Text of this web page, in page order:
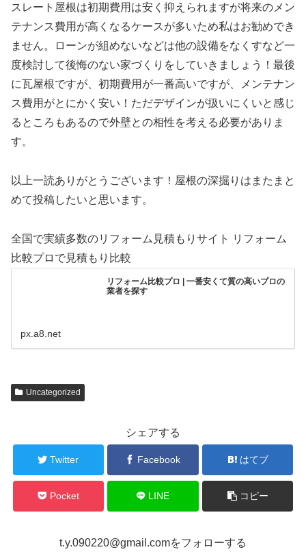
スレート屋根は初期費用は安く抑えられますが将来のメン
テナンス費用が高くなるケースが多いため私はお勧めでき
ません。ローンが組めないなどは他の設備をなくすなど一
度検討して後悔のない家づくりをしていきましょう！最後
に瓦屋根ですが、初期費用が一番高いですが、メンテナン
ス費用がとにかく安い！ただデザインが扱いにくいと感じ
るところもあるので外壁との相性を考える必要がありま
す。
以上一読ありがとうございます！屋根の深掘りはまたまと
めて投稿したいと思います。
全国で実績多数のリフォーム見積もりサイト リフォーム
比較プロで見積もり比較
リフォーム比較プロ | 一番安くて質の高いプロの
業者を探す
px.a8.net
Uncategorized
シェアする
Twitter Facebook はてブ
Pocket LINE コピー
t.y.090220@gmail.comをフォローする